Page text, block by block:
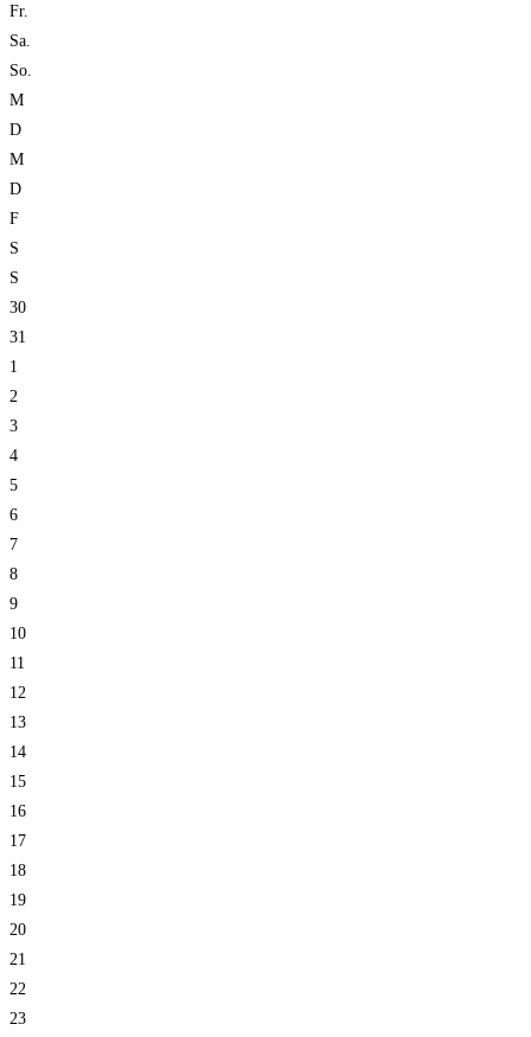
Fr.
Sa.
So.
M
D
M
D
F
S
S
30
31
1
2
3
4
5
6
7
8
9
10
11
12
13
14
15
16
17
18
19
20
21
22
23